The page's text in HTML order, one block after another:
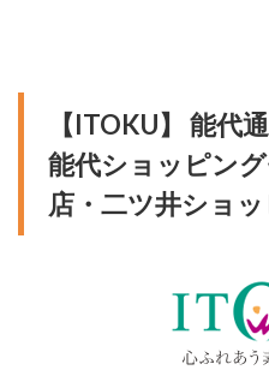
【ITOKU】 能代
能代ショッピン
店・二ツ井ショ